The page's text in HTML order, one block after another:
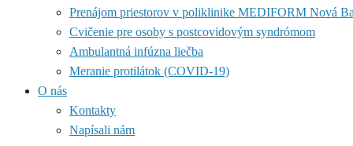
Prenájom priestorov v poliklinike MEDIFORM Nová
Cvičenie pre osoby s postcovidovým syndrómom
Ambulantná infúzna liečba
Meranie protilátok (COVID-19)
O nás
Kontakty
Napísali nám